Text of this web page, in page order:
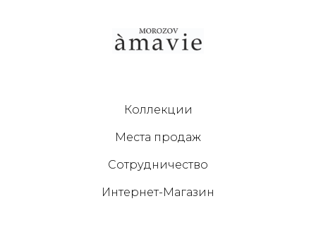
Коллекции
Места продаж
Сотрудничество
Интернет-Магазин